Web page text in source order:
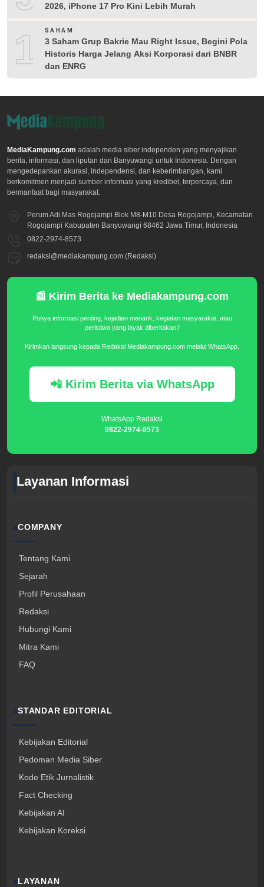
2026, iPhone 17 Pro Kini Lebih Murah
10
SAHAM
3 Saham Grup Bakrie Mau Right Issue, Begini Pola
Historis Harga Jelang Aksi Korporasi dari BNBR
dan ENRG
MediaKampung.com adalah media siber independen yang menyajikan
berita, informasi, dan liputan dari Banyuwangi untuk Indonesia. Dengan
mengedepankan akurasi, independensi, dan keberimbangan, kami
berkomitmen menjadi sumber informasi yang kredibel, terpercaya, dan
bermanfaat bagi masyarakat.
Perum Adi Mas Rogojampi Blok M8-M10 Desa Rogojampi, Kecamatan
Rogojampi Kabupaten Banyuwangi 68462 Jawa Timur, Indonesia
0822-2974-8573
redaksi@mediakampung.com (Redaksi)
📰 Kirim Berita ke Mediakampung.com
Punya informasi penting, kejadian menarik, kegiatan masyarakat, atau
peristiwa yang layak diberitakan?
Kirimkan langsung kepada Redaksi Mediakampung.com melalui WhatsApp.
📲 Kirim Berita via WhatsApp
WhatsApp Redaksi
0822-2974-8573
Layanan Informasi
COMPANY
Tentang Kami
Sejarah
Profil Perusahaan
Redaksi
Hubungi Kami
Mitra Kami
FAQ
STANDAR EDITORIAL
Kebijakan Editorial
Pedoman Media Siber
Kode Etik Jurnalistik
Fact Checking
Kebijakan AI
Kebijakan Koreksi
LAYANAN